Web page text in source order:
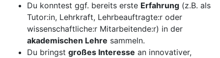
Du konntest ggf. bereits erste Erfahrung (z.B. als
Tutor:in, Lehrkraft, Lehrbeauftragte:r oder
wissenschaftliche:r Mitarbeitende:r) in der
akademischen Lehre sammeln.
Du bringst großes Interesse an innovativer,